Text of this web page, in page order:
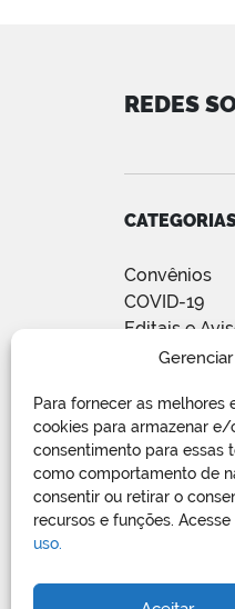
Para fornecer as melhores
cookies para armazenar e/
consentimento para essas
como comportamento de
consentir ou retirar o
recursos e funções. Acesse
uso.
REDES
Convênios
COVID-19
Editais e
Notícias
de Obras
Sem
Vagas de